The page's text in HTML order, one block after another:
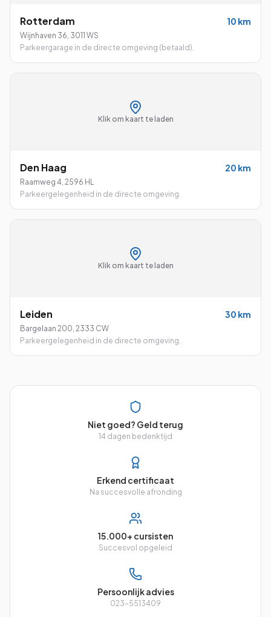
Rotterdam 10 km
Wijnhaven 36, 3011 WS
Parkeergarage in de directe omgeving (betaald).
Klik om kaart te laden
Den Haag 20 km
Raamweg 4, 2596 HL
Parkeergelegenheid in de directe omgeving.
Klik om kaart te laden
Leiden 30 km
Bargelaan 200, 2333 CW
Parkeergelegenheid in de directe omgeving.
Niet goed? Geld terug
14 dagen bedenktijd
Erkend certificaat
Na succesvolle afronding
15.000+ cursisten
Succesvol opgeleid
Persoonlijk advies
023-5513409